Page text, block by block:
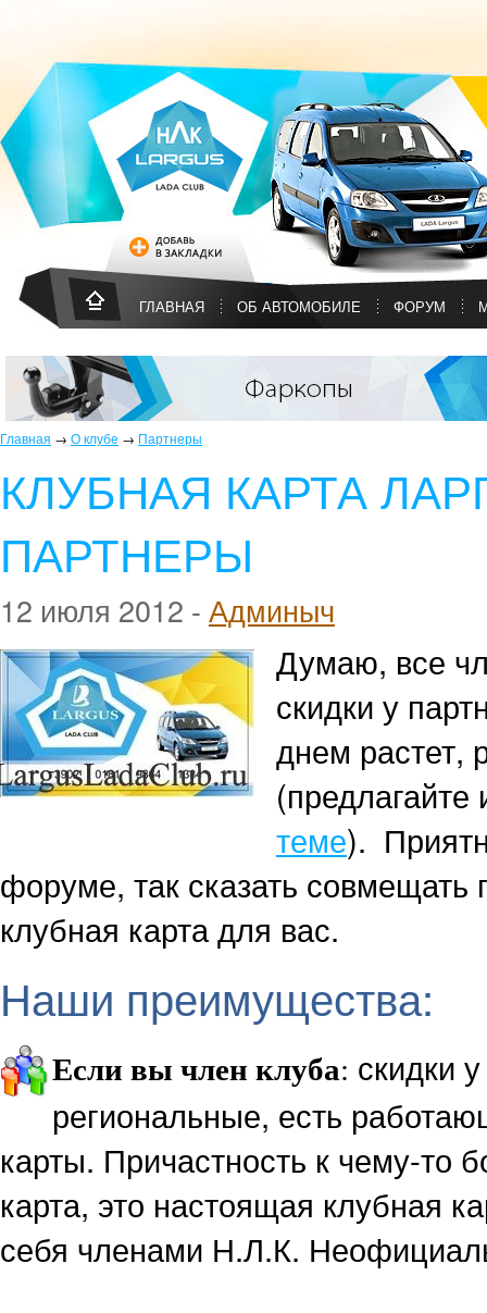
ГЛАВНАЯ ОБ АВТОМОБИЛЕ ФОРУМ
Главная → О клубе → Партнеры
КЛУБНАЯ КАРТА
ПАРТНЕРЫ
12 июля 2012 - Админыч
Думаю, все
скидки у
днем растет,
теме).
форуме, так сказать
клубная карта для вас.
Наши преимущества:
Если вы член клуба: скидки
региональные, есть
карты. Причастность к чему-то
карта, это настоящая клубная
себя членами Н.Л.К.